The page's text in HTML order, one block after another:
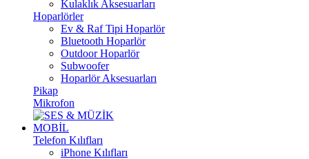
Kulaklık Aksesuarları
Hoparlörler
Ev & Raf Tipi Hoparlör
Bluetooth Hoparlör
Outdoor Hoparlör
Subwoofer
Hoparlör Aksesuarları
Pikap
Mikrofon
MOBİL
Telefon Kılıfları
iPhone Kılıfları